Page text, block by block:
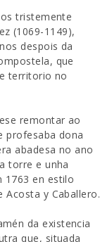
tristemente
(1069-1149),
despois da
que
territorio no
remontar ao
profesaba dona
abadesa no ano
torre e unha
1763 en estilo
Acosta y Caballero.
da existencia
que, situada